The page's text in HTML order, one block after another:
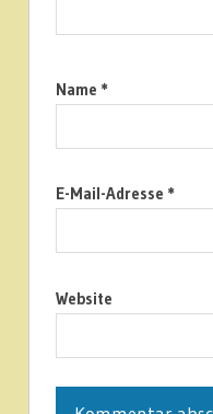
Name *
E-Mail-Adresse *
Website